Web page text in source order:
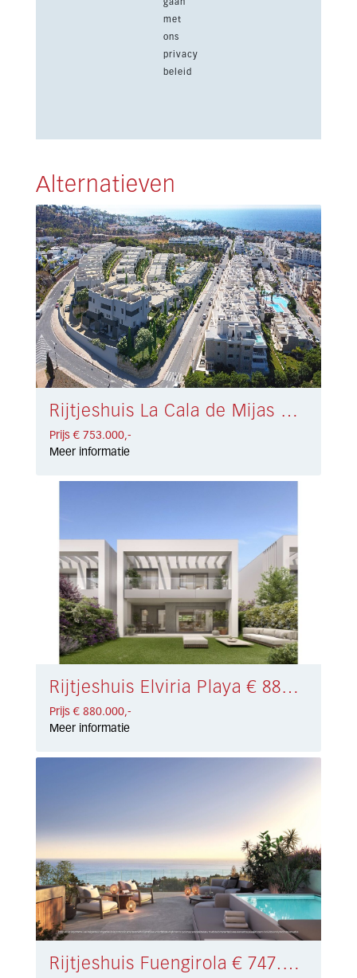
met
ons
privacy
beleid
Alternatieven
Rijtjeshuis La Cala de Mijas € 753.000,-
Prijs € 753.000,-
Meer informatie
Rijtjeshuis Elviria Playa € 880.000,-
Prijs € 880.000,-
Meer informatie
Rijtjeshuis Fuengirola € 747.000,-